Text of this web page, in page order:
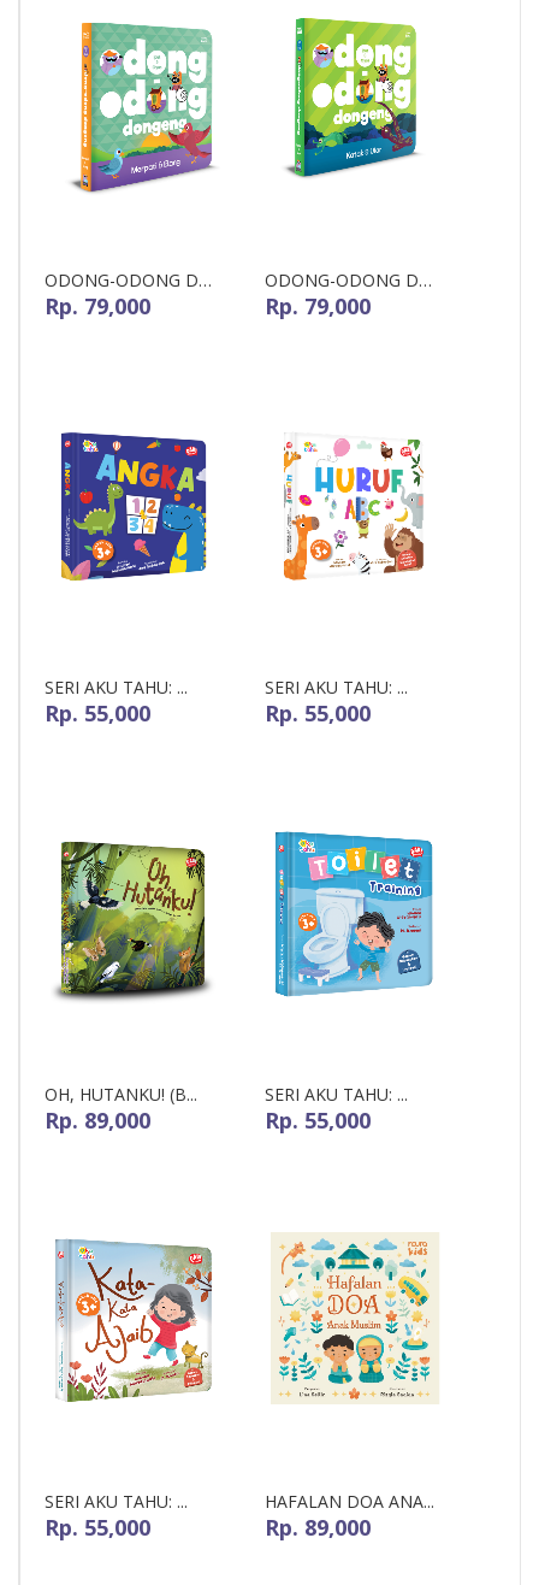
ODONG-ODONG DON...
Rp. 79,000
ODONG-ODONG DON...
Rp. 79,000
SERI AKU TAHU: ...
Rp. 55,000
SERI AKU TAHU: ...
Rp. 55,000
OH, HUTANKU! (B...
Rp. 89,000
SERI AKU TAHU: ...
Rp. 55,000
SERI AKU TAHU: ...
Rp. 55,000
HAFALAN DOA ANA...
Rp. 89,000